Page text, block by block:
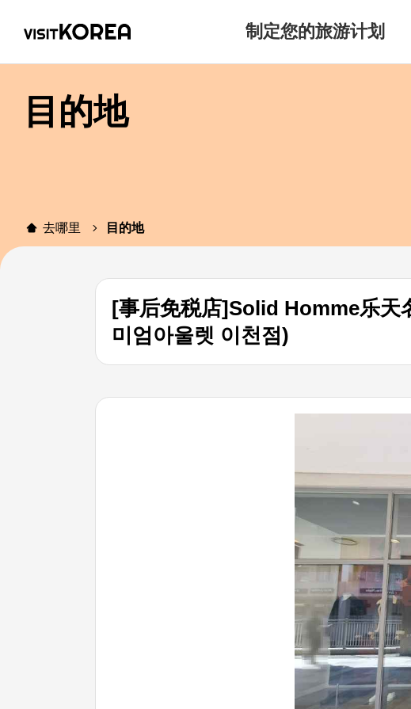
制定您的旅游计划
目的地
去哪里 目的地
[事后免税店]Solid Homme乐天
미엄아울렛 이천점)